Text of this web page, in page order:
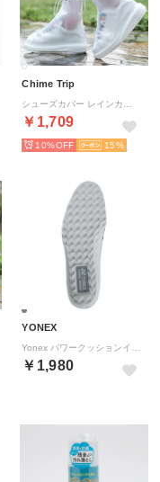
Chime Trip
￥1,709
10% 15
YONEX
￥1,980